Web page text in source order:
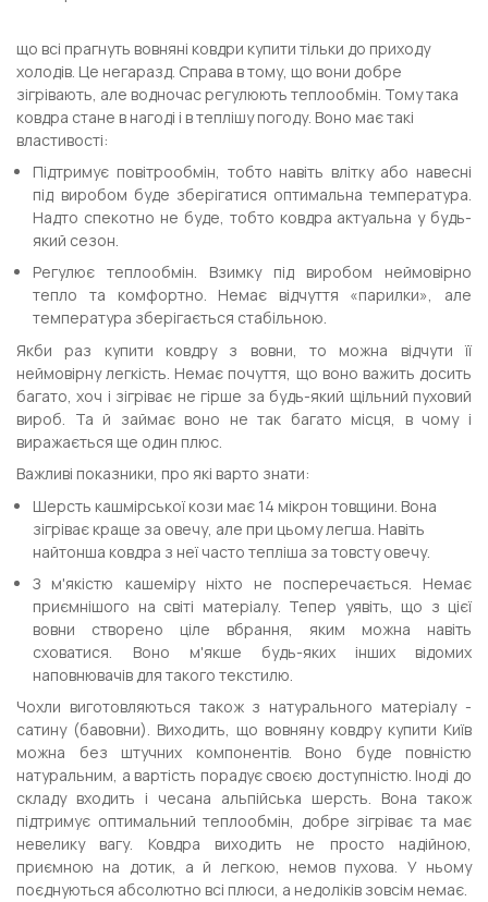
що всі прагнуть вовняні ковдри купити тільки до приходу
холодів. Це негаразд. Справа в тому, що вони добре
зігрівають, але водночас регулюють теплообмін. Тому така
ковдра стане в нагоді і в теплішу погоду. Воно має такі
властивості:
Підтримує повітрообмін, тобто навіть влітку або навесні
під виробом буде зберігатися оптимальна температура.
Надто спекотно не буде, тобто ковдра актуальна у будь-
який сезон.
Регулює теплообмін. Взимку під виробом неймовірно
тепло та комфортно. Немає відчуття «парилки», але
температура зберігається стабільною.
Якби раз купити ковдру з вовни, то можна відчути її
неймовірну легкість. Немає почуття, що воно важить досить
багато, хоч і зігріває не гірше за будь-який щільний пуховий
вироб. Та й займає воно не так багато місця, в чому і
виражається ще один плюс.
Важливі показники, про які варто знати:
Шерсть кашмірської кози має 14 мікрон товщини. Вона
зігріває краще за овечу, але при цьому легша. Навіть
найтонша ковдра з неї часто тепліша за товсту овечу.
З м'якістю кашеміру ніхто не посперечається. Немає
приємнішого на світі матеріалу. Тепер уявіть, що з цієї
вовни створено ціле вбрання, яким можна навіть
сховатися. Воно м'якше будь-яких інших відомих
наповнювачів для такого текстилю.
Чохли виготовляються також з натурального матеріалу -
сатину (бавовни). Виходить, що вовняну ковдру купити Київ
можна без штучних компонентів. Воно буде повністю
натуральним, а вартість порадує своєю доступністю. Іноді до
складу входить і чесана альпійська шерсть. Вона також
підтримує оптимальний теплообмін, добре зігріває та має
невелику вагу. Ковдра виходить не просто надійною,
приємною на дотик, а й легкою, немов пухова. У ньому
поєднуються абсолютно всі плюси, а недоліків зовсім немає.